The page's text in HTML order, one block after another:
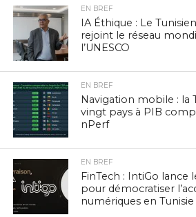
EN BREF
IA Éthique : Le
rejoint le réseau
l’UNESCO
EN BREF
Navigation mobile : la
vingt pays à PIB
nPerf
EN BREF
FinTech : IntiGo lance
pour démocratiser
numériques en Tunisie